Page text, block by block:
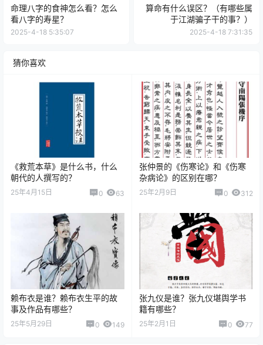
命理八字的食神怎么看？怎么
看八字的寿星？
2025-4-18 5:35:07
算命有什么误区？（有哪些属
于江湖骗子干的事？）
2025-4-18 7:31:35
猜你喜欢
《救荒本草》是什么书，什么
朝代的人撰写的？
25年4月15日 0 63
张仲景的《伤寒论》和《伤寒
杂病论》的区别在哪？
25年2月9日 0 312
赖布衣是谁？赖布衣生平的故
事及作品有哪些？
25年5月29日 0 149
张九仪是谁？张九仪堪舆学书
籍有哪些？
25年2月1日 0 77